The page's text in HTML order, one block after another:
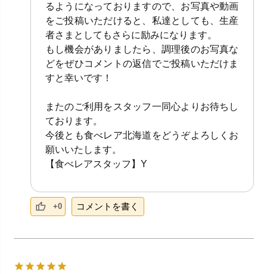
るようになっておりますので、お写真や動画
をご投稿いただけると、私達としても、生産
者さまとしてもさらに励みになります。
もし機会がありましたら、調理後のお写真な
どをぜひコメントの返信でご投稿いただけま
すと幸いです！
またのご利用をスタッフ一同心よりお待ちし
ております。
今後とも食べレア北海道をどうぞよろしくお
願いいたします。
【食べレアスタッフ】Y
+0 コメントを書く